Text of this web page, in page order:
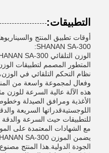
التطبيقات:
أوقات تطبيق المنتج
SHANAN SA-300:
المتطور المصمم لتطبيقات
نظام التحكم التلقائي في
وفعال لمجموعة واسعة من
هذه الآلة عالية السرعة للوزن
الأغذية ومرافق الصيدلة
اللوجستيةقدراتها السريعة
للتطبيقات حيث السرعة
مع الشهادات المعتمدة على
الجودة الدولية.هذا المنتج